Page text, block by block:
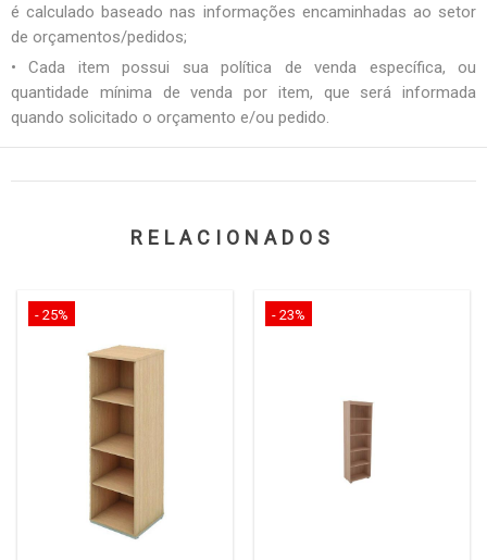
é calculado baseado nas informações encaminhadas ao setor
de orçamentos/pedidos;
• Cada item possui sua política de venda específica, ou
quantidade mínima de venda por item, que será informada
quando solicitado o orçamento e/ou pedido.
RELACIONADOS
- 25% - 23%